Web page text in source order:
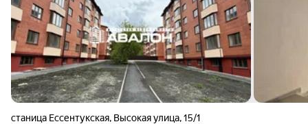
станица Ессентукская, Высокая улица,15/1